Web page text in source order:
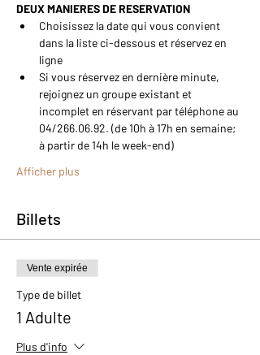
DEUX MANIERES DE RESERVATION
Choisissez la date qui vous convient
dans la liste ci-dessous et réservez en
ligne
Si vous réservez en dernière minute,
rejoignez un groupe existant et
incomplet en réservant par téléphone au
04/266.06.92. (de 10h à 17h en semaine;
à partir de 14h le week-end)
Afficher plus
Billets
Vente expirée
Type de billet
1 Adulte
Plus d'info